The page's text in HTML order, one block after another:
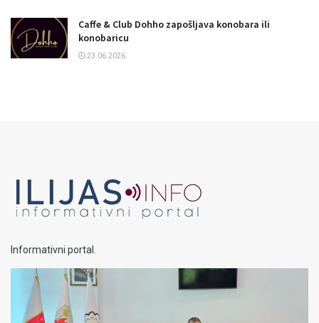
Caffe & Club Dohho zapošljava konobara ili
konobaricu
23.06.2026.
Informativni portal.